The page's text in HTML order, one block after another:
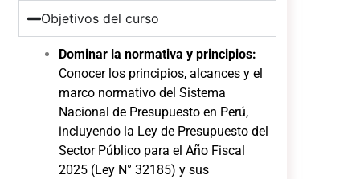
Objetivos del curso
Dominar la normativa y principios:
Conocer los principios, alcances y el
marco normativo del Sistema
Nacional de Presupuesto en Perú,
incluyendo la Ley de Presupuesto del
Sector Público para el Año Fiscal
2025 (Ley N° 32185) y sus